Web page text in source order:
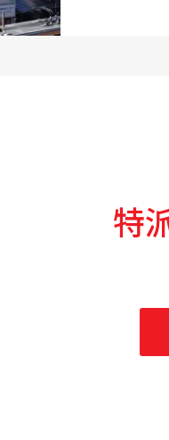
特